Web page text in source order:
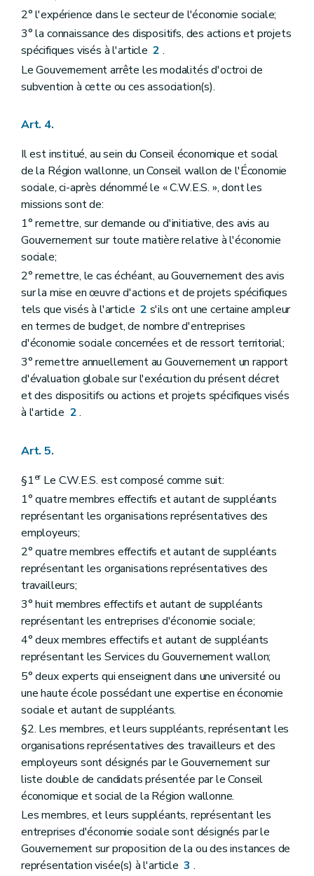
2° l'expérience dans le secteur de l'économie sociale;
3° la connaissance des dispositifs, des actions et projets
spécifiques visés à l'article2 .
Le Gouvernement arrête les modalités d'octroi de
subvention à cette ou ces association(s).
Art. 4.
Il est institué, au sein du Conseil économique et social
de la Région wallonne, un Conseil wallon de l'Économie
sociale, ci-après dénommé le « C.W.E.S. », dont les
missions sont de:
1° remettre, sur demande ou d'initiative, des avis au
Gouvernement sur toute matière relative à l'économie
sociale;
2° remettre, le cas échéant, au Gouvernement des avis
sur la mise en œuvre d'actions et de projets spécifiques
tels que visés à l'article 2 s'ils ont une certaine ampleur
en termes de budget, de nombre d'entreprises
d'économie sociale concernées et de ressort territorial;
3° remettre annuellement au Gouvernement un rapport
d'évaluation globale sur l'exécution du présent décret
et des dispositifs ou actions et projets spécifiques visés
à l'article 2.
Art. 5.
§1erLe C.W.E.S. est composé comme suit:
1° quatre membres effectifs et autant de suppléants
représentant les organisations représentatives des
employeurs;
2° quatre membres effectifs et autant de suppléants
représentant les organisations représentatives des
travailleurs;
3° huit membres effectifs et autant de suppléants
représentant les entreprises d'économie sociale;
4° deux membres effectifs et autant de suppléants
représentant les Services du Gouvernement wallon;
5° deux experts qui enseignent dans une université ou
une haute école possédant une expertise en économie
sociale et autant de suppléants.
§2. Les membres, et leurs suppléants, représentant les
organisations représentatives des travailleurs et des
employeurs sont désignés par le Gouvernement sur
liste double de candidats présentée par le Conseil
économique et social de la Région wallonne.
Les membres, et leurs suppléants, représentant les
entreprises d'économie sociale sont désignés par le
Gouvernement sur proposition de la ou des instances de
représentation visée(s) à l'article3 .